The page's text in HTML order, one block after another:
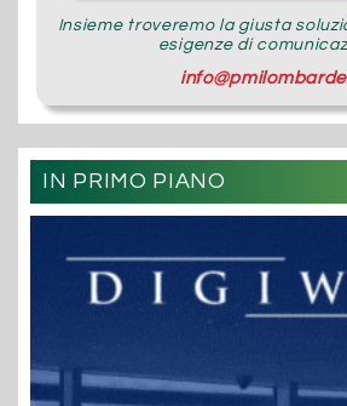
Insieme troveremo la giusta
esigenze di
IN PRIMO PIANO